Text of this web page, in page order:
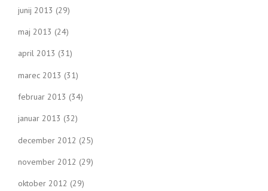
junij 2013 (29)
maj 2013 (24)
april 2013 (31)
marec 2013 (31)
februar 2013 (34)
januar 2013 (32)
december 2012 (25)
november 2012 (29)
oktober 2012 (29)